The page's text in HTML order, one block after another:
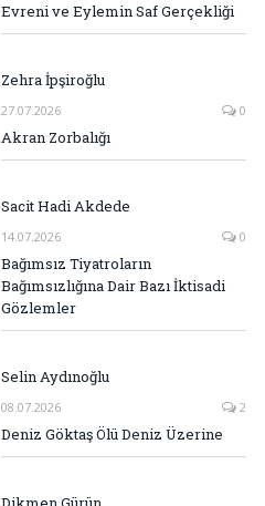
Evreni ve Eylemin Saf Gerçekliği
Zehra İpşiroğlu
27.07.2026 0
Akran Zorbalığı
Sacit Hadi Akdede
14.07.2026 0
Bağımsız Tiyatroların
Bağımsızlığına Dair Bazı İktisadi
Gözlemler
Selin Aydınoğlu
08.07.2026 2
Deniz Göktaş Ölü Deniz Üzerine